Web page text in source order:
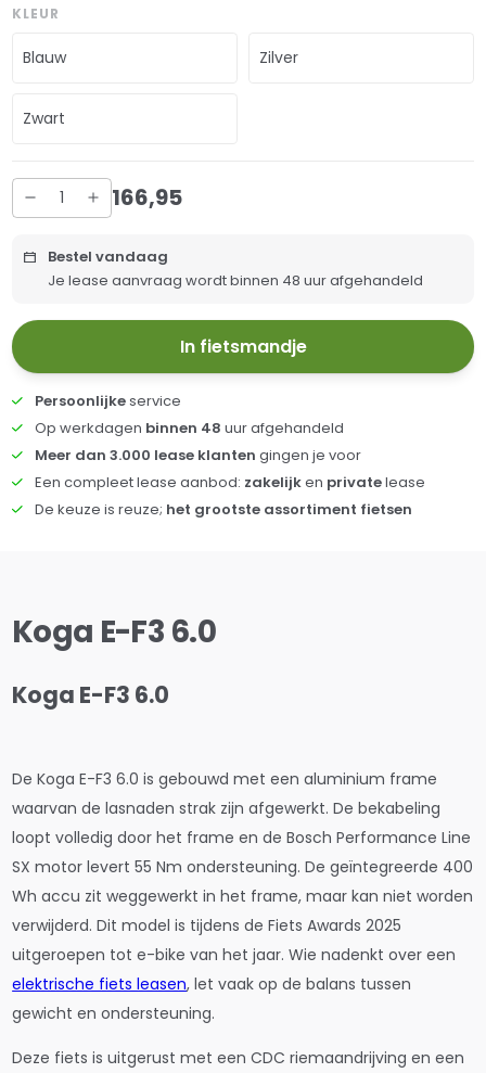
KLEUR
Blauw Zilver
Zwart
166,95
Bestel vandaag
Je lease aanvraag wordt binnen 48 uur afgehandeld
In fietsmandje
Persoonlijkeservice
Op werkdagen binnen 48 uur afgehandeld
Meer dan 3.000 lease klanten gingen je voor
Een compleet lease aanbod: zakelijken privatelease
De keuze is reuze; het grootste assortiment fietsen
Koga E-F3 6.0
Koga E-F3 6.0
De Koga E-F3 6.0 is gebouwd met een aluminium frame
waarvan de lasnaden strak zijn afgewerkt. De bekabeling
loopt volledig door het frame en de Bosch Performance Line
SX motor levert 55 Nm ondersteuning. De geïntegreerde 400
Wh accu zit weggewerkt in het frame, maar kan niet worden
verwijderd. Dit model is tijdens de Fiets Awards 2025
uitgeroepen tot e-bike van het jaar. Wie nadenkt over een
elektrische fiets leasen, let vaak op de balans tussen
gewicht en ondersteuning.
Deze fiets is uitgerust met een CDC riemaandrijving en een